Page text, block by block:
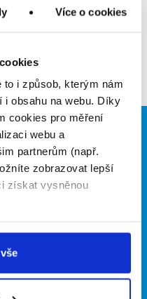
Více o cookies
to i způsob, kterým nám
i obsahu na webu. Díky
cookies pro měření
webu a
partnerům (např.
zobrazovat lepší
získat vysněnou
Firmy
Vložit inzerát
Ceník
Naše další projekty
Mobilní aplikace